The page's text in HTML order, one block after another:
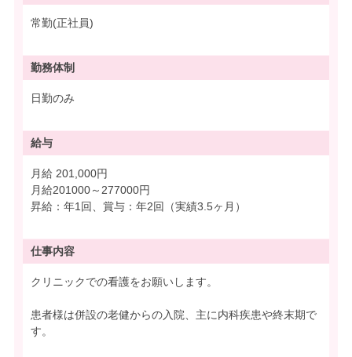
常勤(正社員)
勤務体制
日勤のみ
給与
月給 201,000円
月給201000～277000円
昇給：年1回、賞与：年2回（実績3.5ヶ月）
仕事内容
クリニックでの看護をお願いします。
患者様は併設の老健からの入院、主に内科疾患や終末期で
す。